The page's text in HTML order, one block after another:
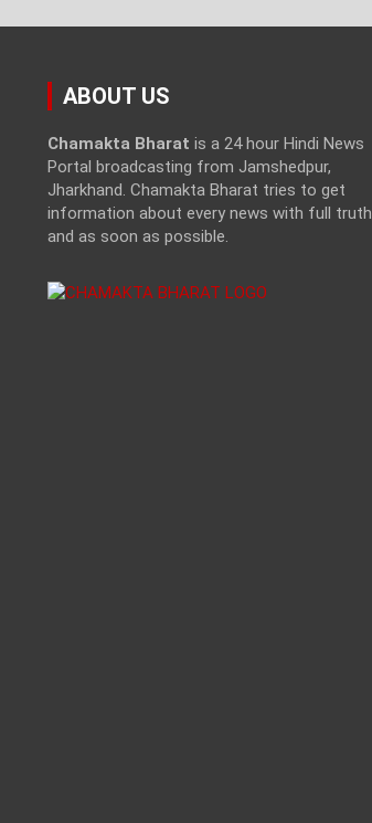
ABOUT US
Chamakta Bharat is a 24 hour Hindi News
Portal broadcasting from Jamshedpur,
Jharkhand. Chamakta Bharat tries to get
information about every news with full truth
and as soon as possible.